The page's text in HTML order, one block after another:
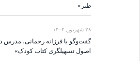
طنز»
۲۸ شهریور, ۱۴۰۴
گفت‌وگو با فرزانه رحمانی، مدرس
اصول تسهیلگری کتاب کودک»